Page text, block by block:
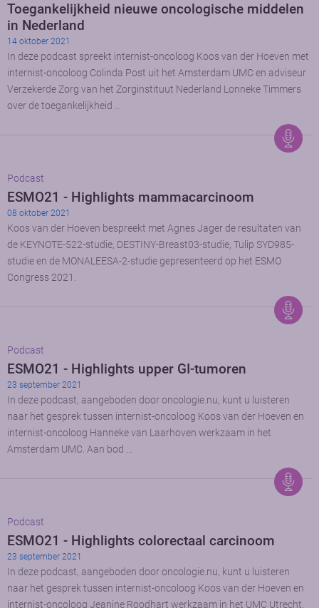
Toegankelijkheid nieuwe oncologische middelen
in Nederland
14 oktober 2021
In deze podcast spreekt internist-oncoloog Koos van der Hoeven met
internist-oncoloog Colinda Post uit het Amsterdam UMC en adviseur
Verzekerde Zorg van het Zorginstituut Nederland Lonneke Timmers
over de toegankelijkheid …
Podcast
ESMO21 - Highlights mammacarcinoom
08 oktober 2021
Koos van der Hoeven bespreekt met Agnes Jager de resultaten van
de KEYNOTE-522-studie, DESTINY-Breast03-studie, Tulip SYD985-
studie en de MONALEESA-2-studie gepresenteerd op het ESMO
Congress 2021.
Podcast
ESMO21 - Highlights upper GI-tumoren
23 september 2021
In deze podcast, aangeboden door oncologie.nu, kunt u luisteren
naar het gesprek tussen internist-oncoloog Koos van der Hoeven en
internist-oncoloog Hanneke van Laarhoven werkzaam in het
Amsterdam UMC. Aan bod …
Podcast
ESMO21 - Highlights colorectaal carcinoom
23 september 2021
In deze podcast, aangeboden door oncologie.nu, kunt u luisteren
naar het gesprek tussen internist-oncoloog Koos van der Hoeven en
internist-oncoloog Jeanine Roodhart werkzaam in het UMC Utrecht.